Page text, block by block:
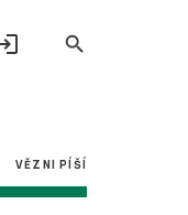
search
VĚZNI PÍŠÍ